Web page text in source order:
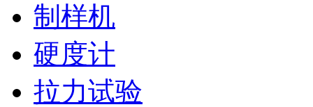
制样机
硬度计
拉力试验